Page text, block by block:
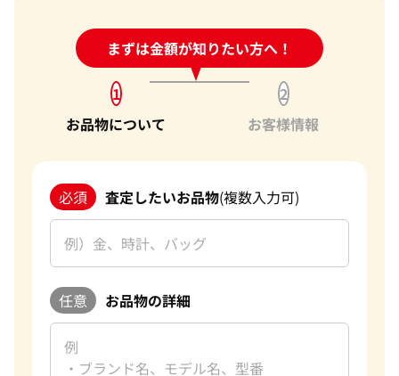
まずは金額が知りたい方へ！
24時間受付中!問い合わせフォーム
1
お品物について
2
お客様情報
必須 査定したいお品物(複数入力可)
任意 お品物の詳細